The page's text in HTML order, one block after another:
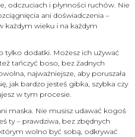
odczuciach i płynności ruchów. Nie
ani doświadczenia –
każdym wieku i na każdym
tylko dodatki. Możesz ich używać
tańczyć boso, bez żadnych
najważniejsze, aby poruszała
jak bardzo jesteś gibka, szybka czy
w tym procesie.
maska. Nie musisz udawać kogoś
ty – prawdziwa, bez zbędnych
wolno być sobą, odkrywać